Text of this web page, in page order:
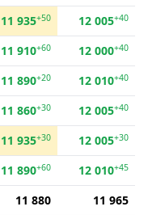
11 935+50 12 005+40
11 910+60 12 000+40
11 890+20 12 010+40
11 860+30 12 005+40
11 935+30 12 005+30
11 890+60 12 010+45
11 880
11 965